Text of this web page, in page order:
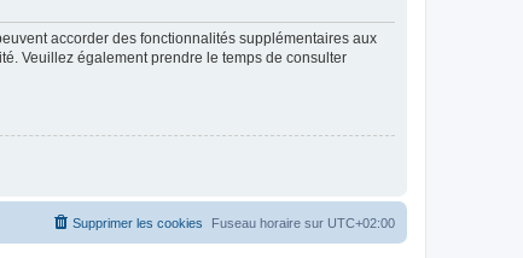
accorder des fonctionnalités supplémentaires aux
Veuillez également prendre le temps de consulter
Fuseau horaire sur UTC+02:00
Supprimer les cookies